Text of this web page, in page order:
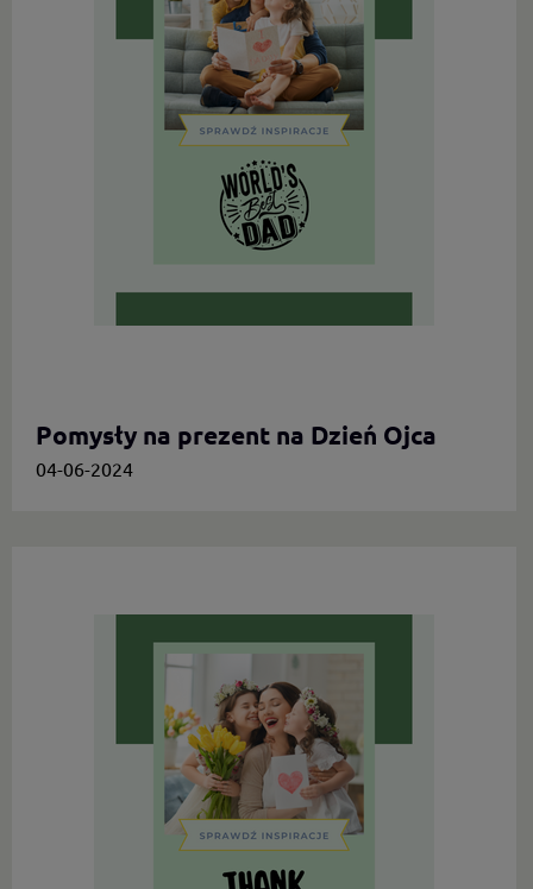
Pomysły na prezent na Dzień Ojca
04-06-2024